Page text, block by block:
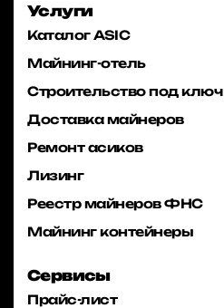
Услуги
Каталог ASIC
Майнинг-отель
Строительство под ключ
Доставка майнеров
Ремонт асиков
Лизинг
Реестр майнеров ФНС
Майнинг контейнеры
Сервисы
Прайс-лист